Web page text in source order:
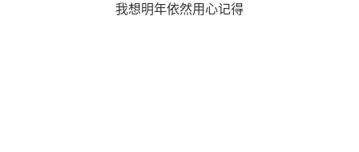
我想明年依然用心记得